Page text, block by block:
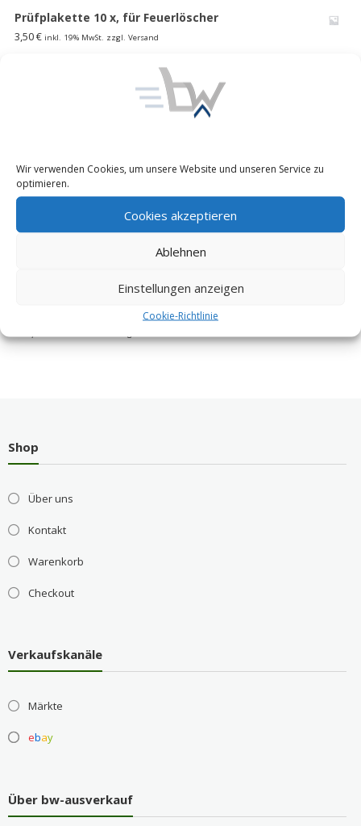
Wir verwenden Cookies, um unsere Website und unseren Service zu
optimieren.
Cookies akzeptieren
Ablehnen
Einstellungen anzeigen
Cookie-Richtlinie
Prüfplakette 10 x, für Feuerlöscher
3,50€ inkl. 19% MwSt. zzgl. Versand
1000 l faltbarer Wasserspeicher Lagertank
Wasserblase Behälter Bundeswehr
Ladefl. Bundeswehr MB 508 D flecktarn,neu
195,00€ inkl. 19% MwSt. zzgl. Versand
EXPRESSO Profi Fasskarre 30-300l
inkl. 19% MwSt. zzgl. Versand
FUG Y 4 Reserveradheber Kranarm mit Winde
Schwenkkran Motorradheber WOMO Bund
Shop
Über uns
Kontakt
Warenkorb
Checkout
Verkaufskanäle
Märkte
ebay
Über bw-ausverkauf